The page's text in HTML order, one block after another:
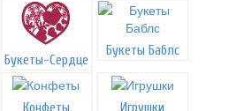
Букеты-Сердце
Букеты Баблс
Конфеты Игрушки